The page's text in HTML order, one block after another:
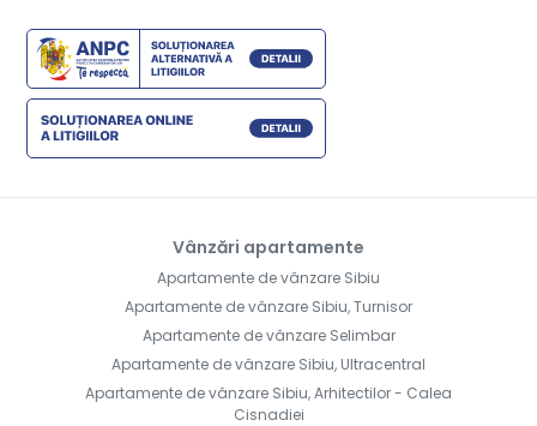
Vânzări apartamente
Apartamente de vânzare Sibiu
Apartamente de vânzare Sibiu, Turnisor
Apartamente de vânzare Selimbar
Apartamente de vânzare Sibiu, Ultracentral
Apartamente de vânzare Sibiu, Arhitectilor - Calea
Cisnadiei